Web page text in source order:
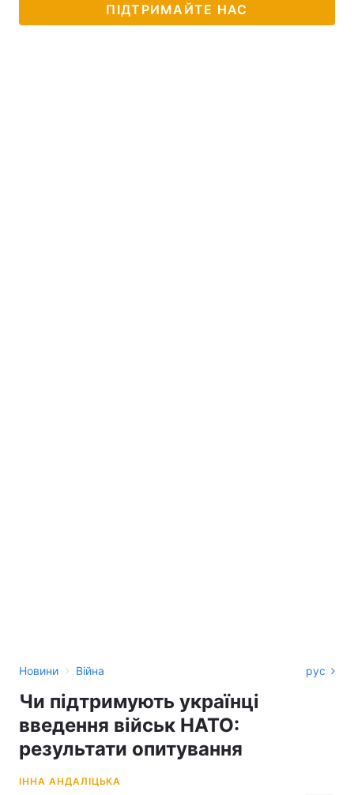
ПІДТРИМАЙТЕ НАС
Новини › Війна рус
Чи підтримують українці
введення військ НАТО:
результати опитування
ІННА АНДАЛІЦЬКА